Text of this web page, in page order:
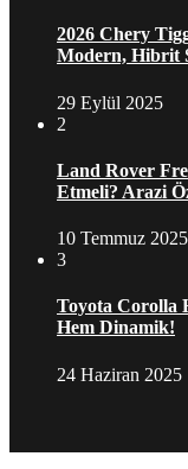
2026 Chery
Modern, Hibrit
29 Eylül 2025
2
Land Rover
Etmeli? Arazi
10 Temmuz 2025
3
Toyota Corolla
Hem Dinamik!
24 Haziran 2025